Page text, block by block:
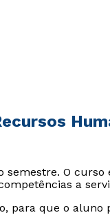
semestre. O
a
para que o aluno